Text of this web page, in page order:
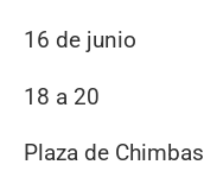
16 de junio
18 a 20
Plaza de Chimbas